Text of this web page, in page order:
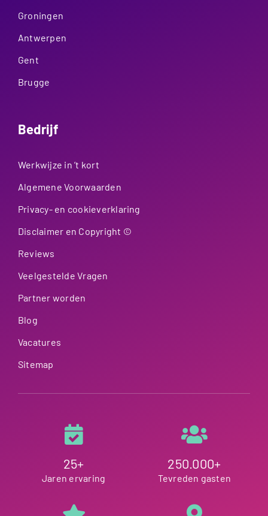
Groningen
Antwerpen
Gent
Brugge
Bedrijf
Werkwijze in ’t kort
Algemene Voorwaarden
Privacy- en cookieverklaring
Disclaimer en Copyright ©
Reviews
Veelgestelde Vragen
Partner worden
Blog
Vacatures
Sitemap
25+
Jaren ervaring
250.000+
Tevreden gasten